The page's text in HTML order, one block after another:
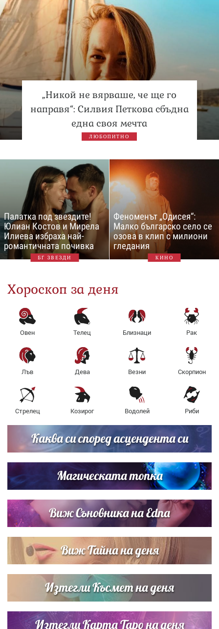
„Никой не вярваше, че ще го
направя“: Силвия Петкова сбъдна
една своя мечта
ЛЮБОПИТНО
Палатка под звездите!
Юлиан Костов и Мирела
Илиева избраха най-
романтичната почивка
БГ ЗВЕЗДИ
Феноменът „Одисея“:
Малко българско село се
озова в клип с милиони
гледания
КИНО
Хороскоп за деня
Овен Телец Близнаци Рак
Лъв Дева Везни Скорпион
Стрелец Козирог Водолей Риби
Каква си според асцендента си
Магическата топка
Виж Съновника на Edna
Виж Тайна на деня
Изтегли Късмет на деня
Изтегли Карта Таро на деня